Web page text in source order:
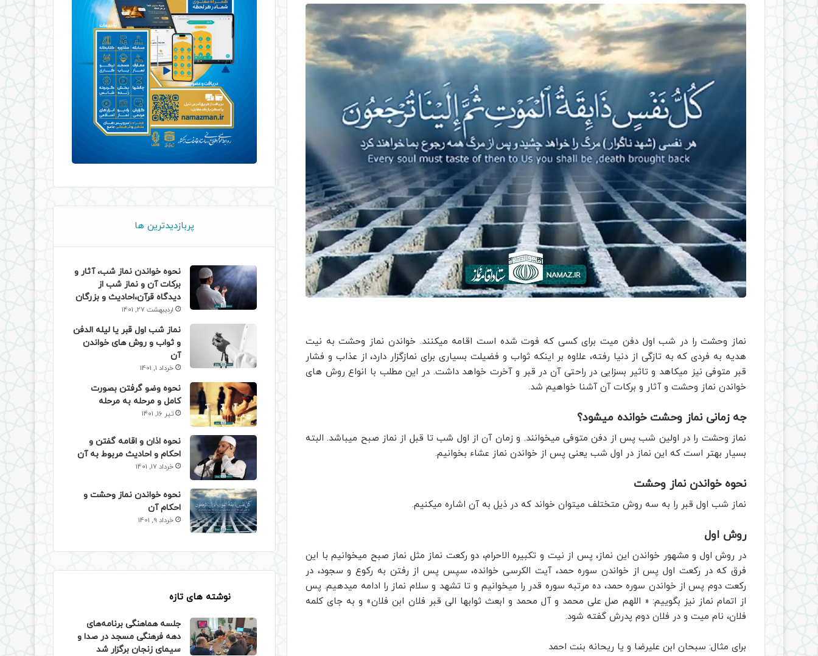
نماز وحشت را در شب اول دفن میت برای کسی که فوت شده است اقامه میکنند. خواندن نماز وحشت به نیت
هدیه به فردی که به تازگی از دنیا رفته، علاوه بر اینکه ثواب و فضیلت بسیاری برای نمازگزار دارد، از عذاب و فشار
قبر متوفی نیز میکاهد و تاثیر بسزایی در راحتی آن در قبر و آخرت خواهد داشت. در این مطلب با انواع روش های
خواندن نماز وحشت و آثار و برکات آن آشنا خواهیم شد.
جه زمانی نماز وحشت خوانده میشود؟
نماز وحشت را در اولین شب پس از دفن متوفی میخوانند. و زمان آن از اول شب تا قبل از نماز صبح میباشد. البته
بسیار بهتر است که این نماز در اول شب یعنی پس از خواندن نماز عشاء بخوانیم.
نحوه خواندن نماز وحشت
نماز شب اول قبر را به سه روش متختلف میتوان خواند که در ذیل به آن اشاره میکنیم.
روش اول
در روش اول و مشهور خواندن این نماز، پس از نیت و تکبیره الاحرام، دو رکعت نماز مثل نماز صبح میخوانیم با این
فرق که در رکعت اول پس از خواندن سوره حمد، آیت الکرسی خوانده، سپس پس از رفتن به رکوع و سجود، در
رکعت دوم پس از خواندن سوره حمد، ده مرتبه سوره قدر را میخوانیم و تا تشهد و سلام نماز را ادامه میدهیم. پس
از اتمام نماز نیز بگوییم: « اللهم صل علی محمد و آل محمد و ابعث ثوابها الی قبر فلان ابن فلان» و به جای کلمه
فلان، نام میت و در فلان دوم پدرش گفته شود.
برای مثال: سبحان ابن علیرضا و یا ریحانه بنت احمد
پربازدیدترین ها
نحوه خواندن نماز شب، آثار و
برکات آن و نماز شب از
دیدگاه قرآن،احادیث و بزرگان
اردیبهشت 27, 1401
نماز شب اول قبر یا لیله الدفن
و ثواب و روش های خواندن
آن
خرداد 1, 1401
نحوه وضو گرفتن بصورت
کامل و مرحله به مرحله
تیر 16, 1401
نحوه اذان و اقامه گفتن و
احکام و احادیث مربوط به آن
خرداد 17, 1401
نحوه خواندن نماز وحشت و
احکام آن
خرداد 9, 1401
نوشته های تازه
جلسه هماهنگی برنامه‌های
دهه فرهنگی مسجد در صدا و
سیمای زنجان برگزار شد